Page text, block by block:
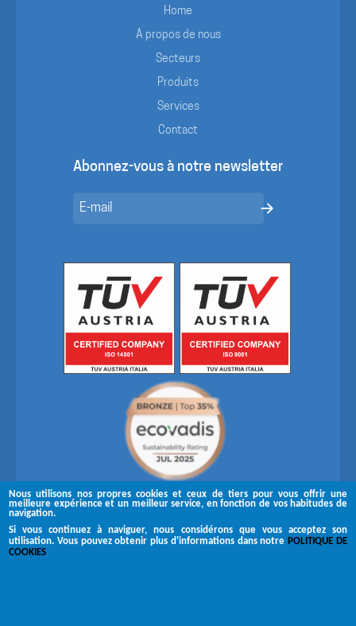
Nous utilisons nos propres cookies et ceux de tiers pour vous offrir une
meilleure expérience et un meilleur service, en fonction de vos habitudes de
navigation.
Si vous continuez à naviguer, nous considérons que vous acceptez son
utilisation. Vous pouvez obtenir plus d'informations dans notre POLITIQUE DE
COOKIES
Home
À propos de nous
Secteurs
Produits
Services
Contact
Abonnez-vous à notre newsletter
Suivez-nous sur